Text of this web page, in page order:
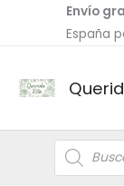
Envío
España
Búsqueda
de
productos